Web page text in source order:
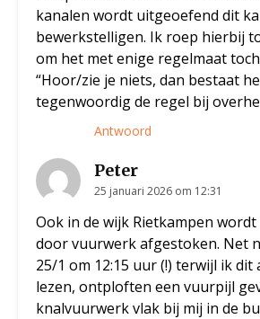
kanalen wordt uitgeoefend dit
bewerkstelligen. Ik roep hierbij
om het met enige regelmaat
“Hoor/zie je niets, dan bestaat
tegenwoordig de regel bij
Antwoord
Peter
25 januari 2026 om 12:31
Ook in de wijk Rietkampen
door vuurwerk afgestoken. Net
25/1 om 12:15 uur (!) terwijl ik dit
lezen, ontploften een vuurpijl
knalvuurwerk vlak bij mij in de